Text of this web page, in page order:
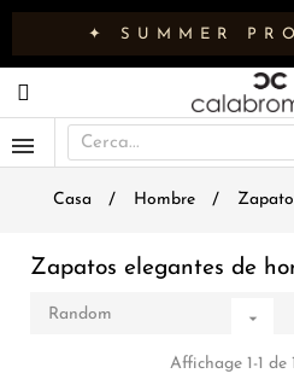
✦ SUMMER
Casa Hombre
Zapatos elegantes de
Random 
Affichage 1-1 de